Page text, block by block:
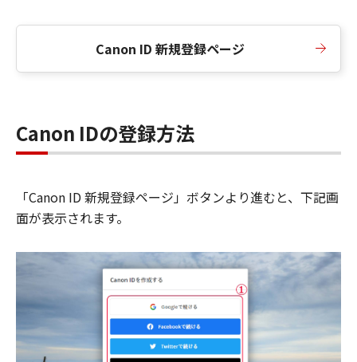
Canon ID 新規登録ページ
Canon IDの登録方法
「Canon ID 新規登録ページ」ボタンより進むと、下記画
面が表示されます。